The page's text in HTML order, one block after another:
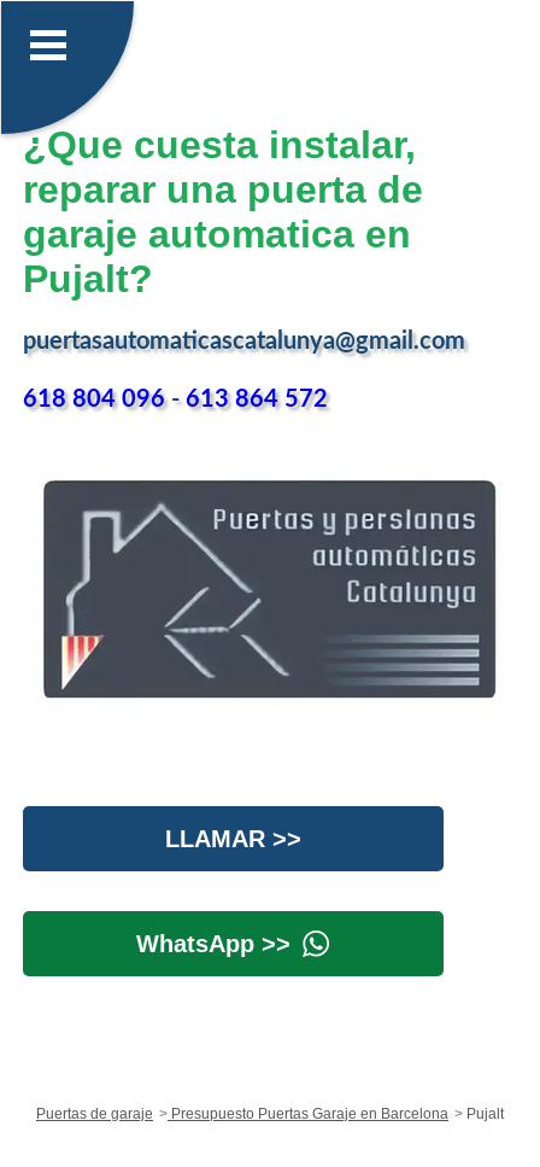
¿Que cuesta instalar,
reparar una puerta de
garaje automatica en
Pujalt?
puertasautomaticascatalunya@gmail.com
618 804 096-613 864 572
LLAMAR >>
WhatsApp >>
Puertas de garaje Presupuesto Puertas Garaje en Barcelona Pujalt